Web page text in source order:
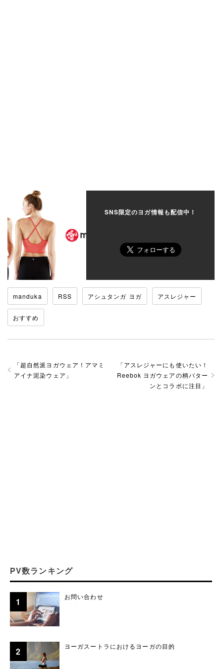
SNS限定のヨガ情報も配信中！
manduka RSS アシュタンガ ヨガ アスレジャー
おすすめ
「アスレジャーにも使いたい！
Reebok ヨガウェアの柄パター
ンとコラボに注目 」
「超自然派ヨガウェア！アマミ
アイナ泥染ウェア 」
PV数ランキング
お問い合わせ
ヨーガスートラにおけるヨーガの目的